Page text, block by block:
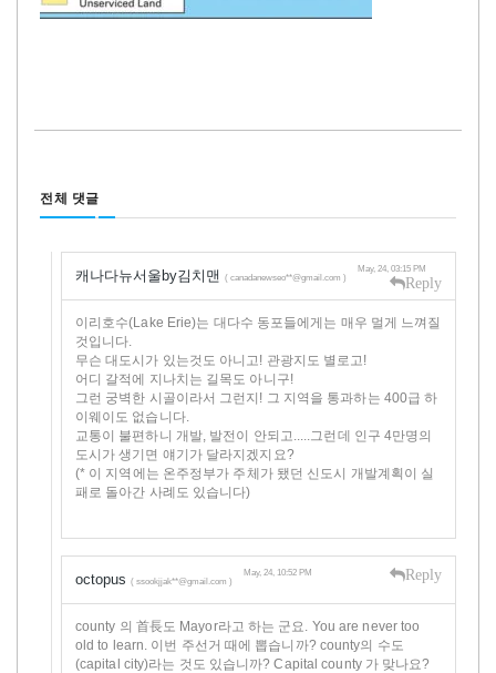
전체 댓글
캐나다뉴서울by김치맨 ( canadanewseo**@gmail.com )
May, 24, 03:15 PM
Reply
이리호수(Lake Erie)는 대다수 동포들에게는 매우 멀게 느껴질
것입니다.
무슨 대도시가 있는것도 아니고! 관광지도 별로고!
어디 갈적에 지나치는 길목도 아니구!
그런 궁벽한 시골이라서 그런지! 그 지역을 통과하는 400급 하
이웨이도 없습니다.
교통이 불편하니 개발, 발전이 안되고.....그런데 인구 4만명의
도시가 생기면 얘기가 달라지겠지요?
(* 이 지역에는 온주정부가 주체가 됐던 신도시 개발계획이 실
패로 돌아간 사례도 있습니다)
octopus ( ssookjjak**@gmail.com )
May, 24, 10:52 PM Reply
county 의 首長도 Mayor라고 하는 군요. You are never too
old to learn. 이번 주선거 때에 뽑습니까? county의 수도
(capital city)라는 것도 있습니까? Capital county 가 맞나요?